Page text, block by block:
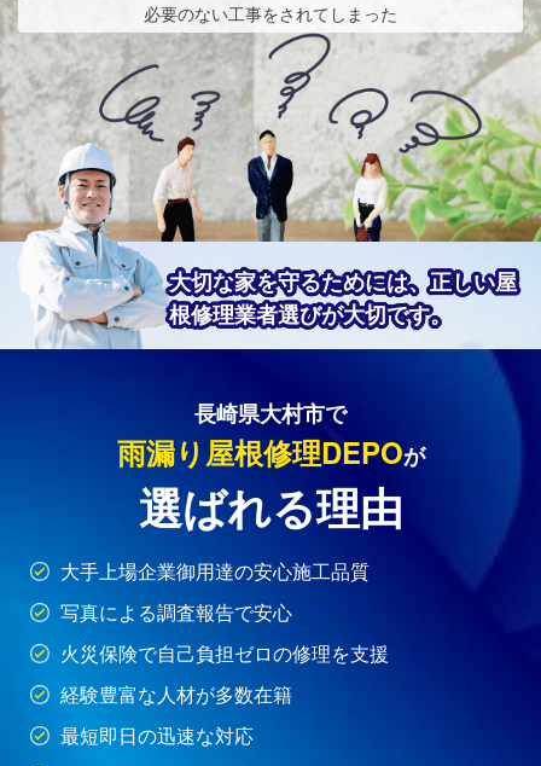
必要のない工事をされてしまった
大切な家を守るためには、正しい屋
根修理業者選びが大切です。
長崎県大村市で
雨漏り屋根修理DEPOが
選ばれる理由
大手上場企業御用達の安心施工品質
写真による調査報告で安心
火災保険で自己負担ゼロの修理を支援
経験豊富な人材が多数在籍
最短即日の迅速な対応